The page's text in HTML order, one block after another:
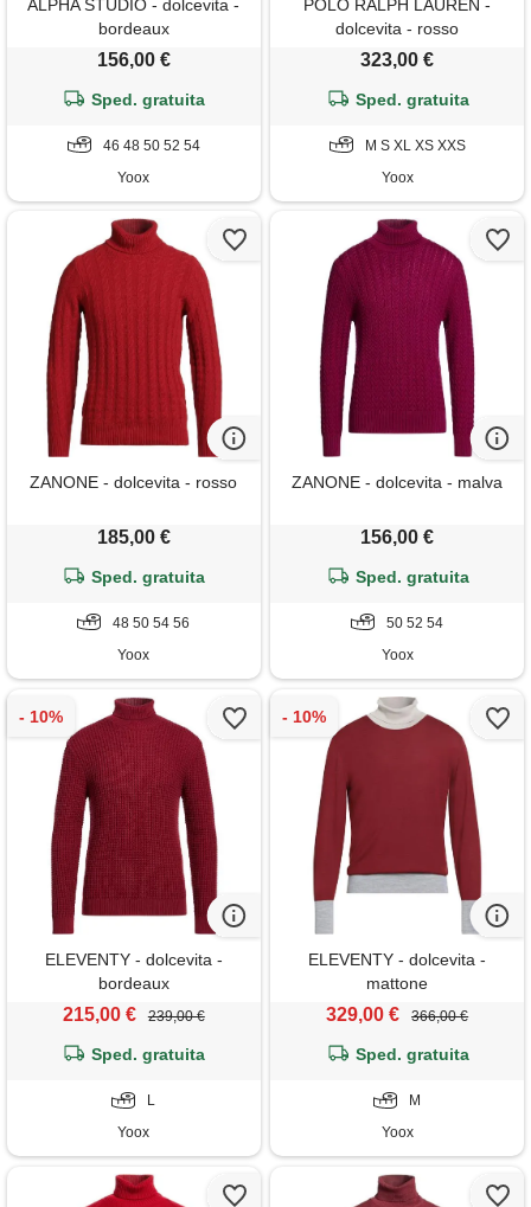
ALPHA STUDIO - dolcevita -
bordeaux
156,00 €
Sped. gratuita
46 48 50 52 54
Yoox
POLO RALPH LAUREN -
dolcevita - rosso
323,00 €
Sped. gratuita
M S XL XS XXS
Yoox
ZANONE - dolcevita - rosso
185,00 €
Sped. gratuita
48 50 54 56
Yoox
ZANONE - dolcevita - malva
156,00 €
Sped. gratuita
50 52 54
Yoox
ELEVENTY - dolcevita -
bordeaux
215,00 € 239,00 €
Sped. gratuita
L
Yoox
ELEVENTY - dolcevita -
mattone
329,00 € 366,00 €
Sped. gratuita
M
Yoox